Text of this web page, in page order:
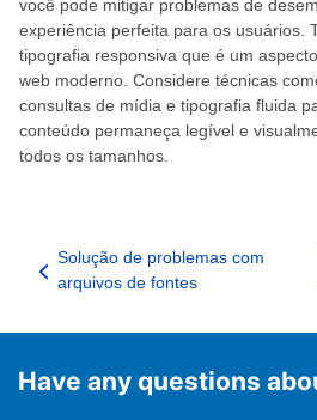
você pode mitigar problemas de
experiência perfeita para os usuários.
tipografia responsiva que é um
web moderno. Considere técnicas
consultas de mídia e tipografia fluida
conteúdo permaneça legível e
todos os tamanhos.
Solução de problemas com
arquivos de fontes
Have any questions